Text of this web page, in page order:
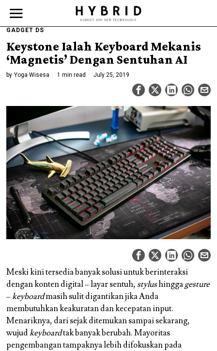
GADGET DS
Keystone Ialah Keyboard Mekanis
‘Magnetis’ Dengan Sentuhan AI
by Yoga Wisesa 1 min read July 25, 2019
Meski kini tersedia banyak solusi untuk berinteraksi
dengan konten digital – layar sentuh, stylushinggagesture
–keyboardmasih sulit digantikan jika Anda
membutuhkan keakuratan dan kecepatan input.
Menariknya, dari sejak ditemukan sampai sekarang,
wujudkeyboardtak banyak berubah. Mayoritas
pengembangan tampaknya lebih difokuskan pada